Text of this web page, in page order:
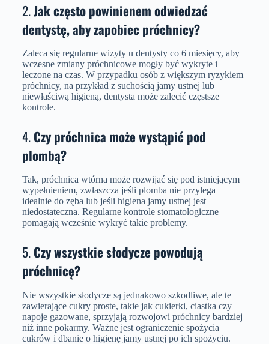
2.Jak często powinienem odwiedzać
dentystę, aby zapobiec próchnicy?
Zaleca się regularne wizyty u dentysty co 6 miesięcy, aby
wczesne zmiany próchnicowe mogły być wykryte i
leczone na czas. W przypadku osób z większym ryzykiem
próchnicy, na przykład z suchością jamy ustnej lub
niewłaściwą higieną, dentysta może zalecić częstsze
kontrole.
4.Czy próchnica może wystąpić pod
plombą?
Tak, próchnica wtórna może rozwijać się pod istniejącym
wypełnieniem, zwłaszcza jeśli plomba nie przylega
idealnie do zęba lub jeśli higiena jamy ustnej jest
niedostateczna. Regularne kontrole stomatologiczne
pomagają wcześnie wykryć takie problemy.
5.Czy wszystkie słodycze powodują
próchnicę?
Nie wszystkie słodycze są jednakowo szkodliwe, ale te
zawierające cukry proste, takie jak cukierki, ciastka czy
napoje gazowane, sprzyjają rozwojowi próchnicy bardziej
niż inne pokarmy. Ważne jest ograniczenie spożycia
cukrów i dbanie o higienę jamy ustnej po ich spożyciu.